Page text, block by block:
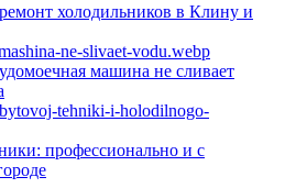
холодильников в Клину и
машина не сливает
профессионально и с